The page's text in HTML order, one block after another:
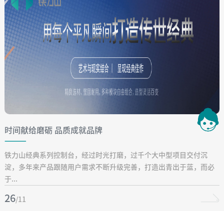
时间献给磨砺 品质成就品牌
铁力山经典系列控制台，经过时光打磨，过千个大中型项目交付沉
淀，多年来产品跟随用户需求不断升级完善，打造出青出于蓝，而必
于...
26/11